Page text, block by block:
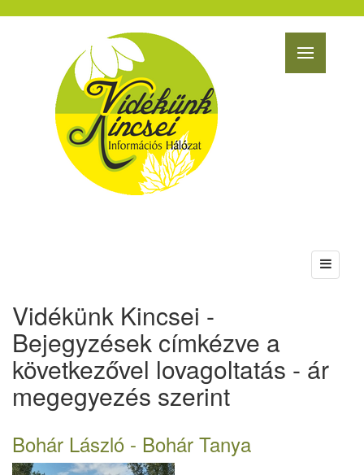
Vidékünk Kincsei -
Bejegyzések címkézve a
következővel lovagoltatás - ár
megegyezés szerint
Bohár László - Bohár Tanya